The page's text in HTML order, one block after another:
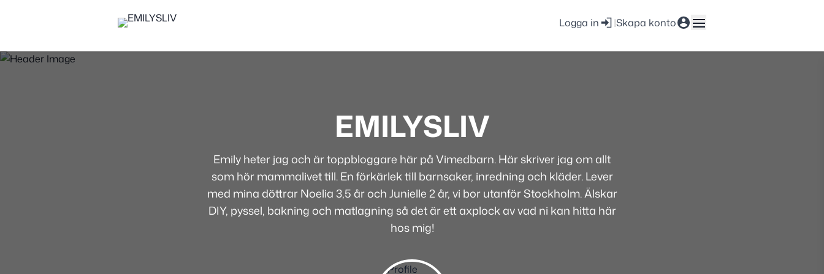
Logga in |Skapa konto
EMILYSLIV
Emily heter jag och är toppbloggare här på Vimedbarn. Här skriver jag om allt
som hör mammalivet till. En förkärlek till barnsaker, inredning och kläder. Lever
med mina döttrar Noelia 3,5 år och Junielle 2 år, vi bor utanför Stockholm. Älskar
DIY, pyssel, bakning och matlagning så det är ett axplock av vad ni kan hitta här
hos mig!